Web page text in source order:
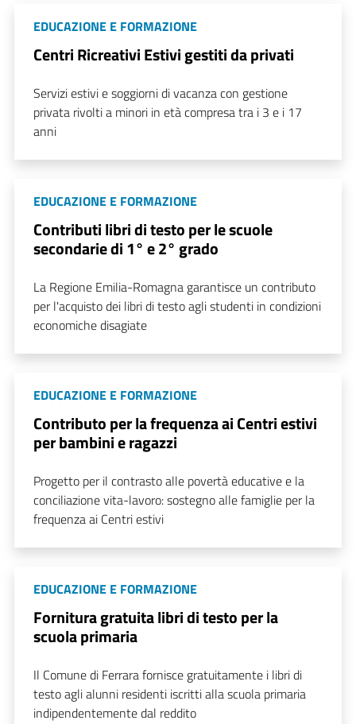
EDUCAZIONE E FORMAZIONE
Centri Ricreativi Estivi gestiti da privati
Servizi estivi e soggiorni di vacanza con gestione
privata rivolti a minori in età compresa tra i 3 e i 17
anni
EDUCAZIONE E FORMAZIONE
Contributi libri di testo per le scuole
secondarie di 1° e 2° grado
La Regione Emilia-Romagna garantisce un contributo
per l'acquisto dei libri di testo agli studenti in condizioni
economiche disagiate
EDUCAZIONE E FORMAZIONE
Contributo per la frequenza ai Centri estivi
per bambini e ragazzi
Progetto per il contrasto alle povertà educative e la
conciliazione vita-lavoro: sostegno alle famiglie per la
frequenza ai Centri estivi
EDUCAZIONE E FORMAZIONE
Fornitura gratuita libri di testo per la
scuola primaria
Il Comune di Ferrara fornisce gratuitamente i libri di
testo agli alunni residenti iscritti alla scuola primaria
indipendentemente dal reddito